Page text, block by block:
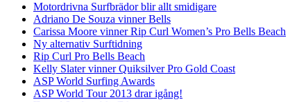
Motordrivna Surfbrädor blir allt smidigare
Adriano De Souza vinner Bells
Carissa Moore vinner Rip Curl Women’s Pro Bells Beach
Ny alternativ Surftidning
Rip Curl Pro Bells Beach
Kelly Slater vinner Quiksilver Pro Gold Coast
ASP World Surfing Awards
ASP World Tour 2013 drar igång!